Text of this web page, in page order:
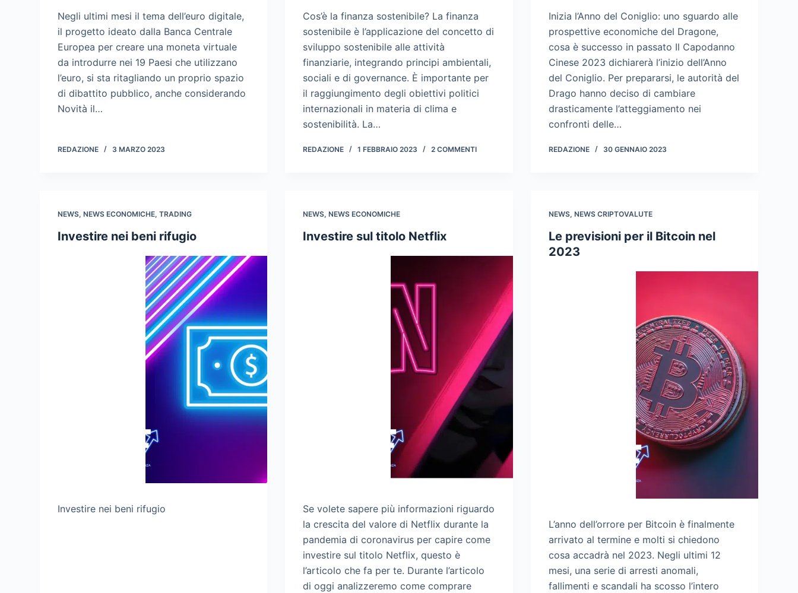
Negli ultimi mesi il tema dell’euro digitale,
il progetto ideato dalla Banca Centrale
Europea per creare una moneta virtuale
da introdurre nei 19 Paesi che utilizzano
l’euro, si sta ritagliando un proprio spazio
di dibattito pubblico, anche considerando
Novità il…
REDAZIONE 3 MARZO 2023
Cos’è la finanza sostenibile? La finanza
sostenibile è l’applicazione del concetto di
sviluppo sostenibile alle attività
finanziarie, integrando principi ambientali,
sociali e di governance. È importante per
il raggiungimento degli obiettivi politici
internazionali in materia di clima e
sostenibilità. La…
REDAZIONE 1 FEBBRAIO 2023 2 COMMENTI
Inizia l’Anno del Coniglio: uno sguardo alle
prospettive economiche del Dragone,
cosa è successo in passato Il Capodanno
Cinese 2023 dichiarerà l’inizio dell’Anno
del Coniglio. Per prepararsi, le autorità del
Drago hanno deciso di cambiare
drasticamente l’atteggiamento nei
confronti delle…
REDAZIONE 30 GENNAIO 2023
NEWS,NEWS ECONOMICHE,TRADING
Investire nei beni rifugio
Investire nei beni rifugio
NEWS,NEWS ECONOMICHE
Investire sul titolo Netflix
Se volete sapere più informazioni riguardo
la crescita del valore di Netflix durante la
pandemia di coronavirus per capire come
investire sul titolo Netflix, questo è
l’articolo che fa per te. Durante l’articolo
di oggi analizzeremo come comprare
NEWS, NEWS CRIPTOVALUTE
Le previsioni per il Bitcoin nel
2023
L’anno dell’orrore per Bitcoin è finalmente
arrivato al termine e molti si chiedono
cosa accadrà nel 2023. Negli ultimi 12
mesi, una serie di arresti anomali,
fallimenti e scandali ha scosso l’intero